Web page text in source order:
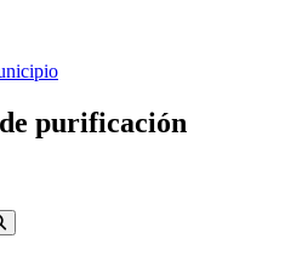
purificación